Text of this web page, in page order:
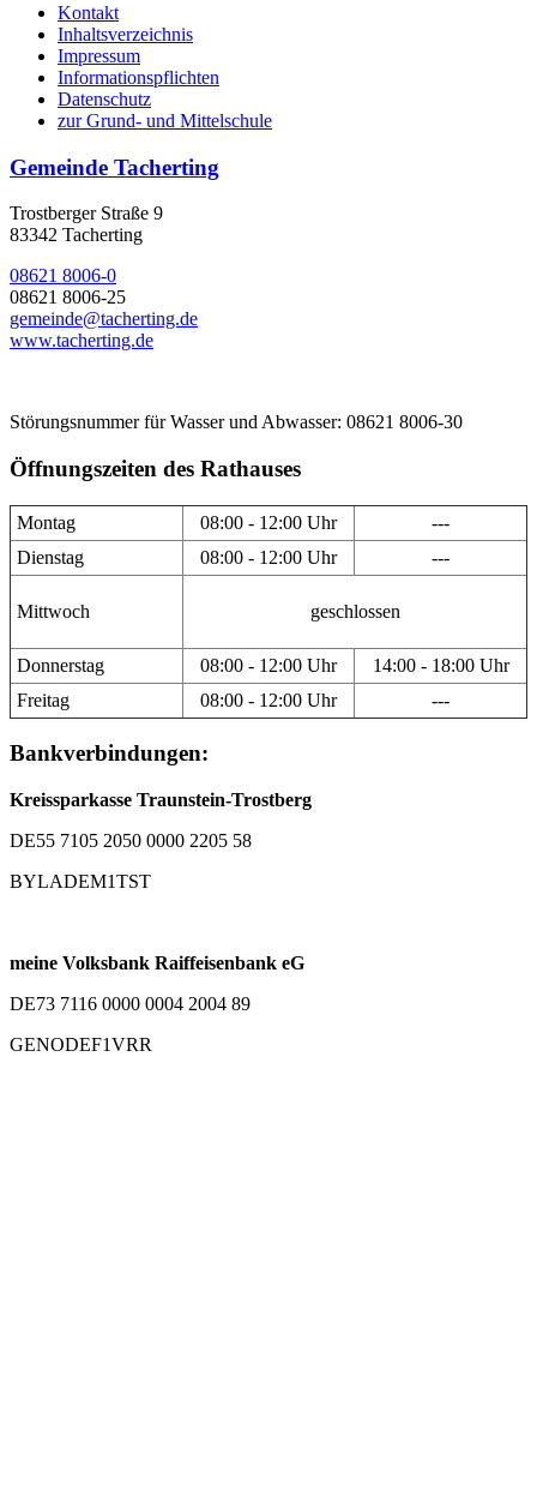
Kontakt
Inhaltsverzeichnis
Impressum
Informationspflichten
Datenschutz
zur Grund- und Mittelschule
Gemeinde Tacherting
Trostberger Straße 9
83342 Tacherting
08621 8006-0
08621 8006-25
gemeinde@tacherting.de
www.tacherting.de
Störungsnummer für Wasser und Abwasser: 08621 8006-30
Öffnungszeiten des Rathauses
Montag 08:00 - 12:00 Uhr
---
Dienstag
08:00 - 12:00 Uhr ---
Mittwoch geschlossen
Donnerstag 08:00 - 12:00 Uhr
14:00 - 18:00 Uhr
Freitag
08:00 - 12:00 Uhr ---
Bankverbindungen:
Kreissparkasse Traunstein-Trostberg
DE55 7105 2050 0000 2205 58
BYLADEM1TST
meine Volksbank Raiffeisenbank eG
DE73 7116 0000 0004 2004 89
GENODEF1VRR